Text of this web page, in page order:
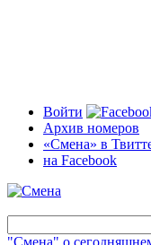
Войти
Архив номеров
«Смена» в
на Facebook
"Смена" о